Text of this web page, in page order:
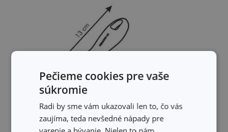
Pečieme cookies pre vaše
súkromie
Radi by sme vám ukazovali len to, čo vás
zaujíma, teda nevšedné nápady pre